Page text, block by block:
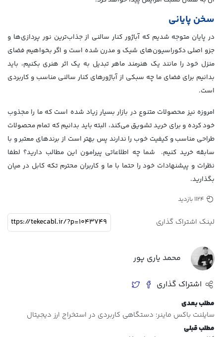
سخن پایانی
در پایان متوجه شدیم که آباژور کنار سالنی از جذاب‌ترین نور پردازی‌ها و
جزو اصلی دکوراسیون‌های شیک و مدرن شده است و اگر بخواهیم فضای
منزل خود را مانند یک هنرمند ماهر تبدیل به یک اثر هنری بکنیم، باید
بدانیم برای فضای ما چه سبکی از آباژورهای کنار سالنی مناسب و کاربردی
است.
امروزه نیز محصولات متنوع در بازار بسیار زیاد شده است که ما را مجذوب
خود کرده و برای خرید تشویق می‌کند، البته باید بدانیم که تمام محصولات
طراحی مناسب و کیفیت خوب را ندارند پس بهتر است از برندهای معتبر و با
سابقه خرید کنیم. شما چه اطلاعاتی پیرامون این مطالب دارید؟ لطفا
نظرات و پیشنهادات خود را حتما با ما و کاربران محترم تکه کابل در میان
بگذارید.
لینک اشتراک گذاری
محمد یاری پور
اشتراک گذاری
مطلب قبلی
مطلب بعدی
سایلنت باکس ماینر؛ دستگاهی کاربردی در استخراج ارز دیجیتال